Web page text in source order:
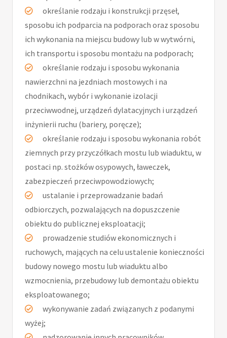
określanie rodzaju i konstrukcji przęseł,
sposobu ich podparcia na podporach oraz sposobu
ich wykonania na miejscu budowy lub w wytwórni,
ich transportu i sposobu montażu na podporach;
określanie rodzaju i sposobu wykonania
nawierzchni na jezdniach mostowych i na
chodnikach, wybór i wykonanie izolacji
przeciwwodnej, urządzeń dylatacyjnych i urządzeń
inżynierii ruchu (bariery, poręcze);
określanie rodzaju i sposobu wykonania robót
ziemnych przy przyczółkach mostu lub wiaduktu, w
postaci np. stożków osypowych, ławeczek,
zabezpieczeń przeciwpowodziowych;
ustalanie i przeprowadzanie badań
odbiorczych, pozwalających na dopuszczenie
obiektu do publicznej eksploatacji;
prowadzenie studiów ekonomicznych i
ruchowych, mających na celu ustalenie konieczności
budowy nowego mostu lub wiaduktu albo
wzmocnienia, przebudowy lub demontażu obiektu
eksploatowanego;
wykonywanie zadań związanych z podanymi
wyżej;